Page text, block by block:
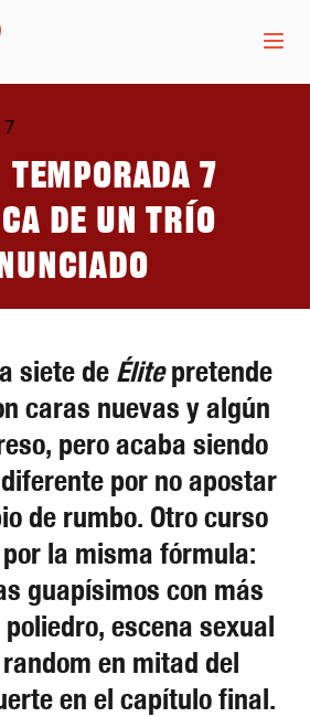
7
de un trío
siete de Élitepretende
caras nuevas y algún
pero acaba siendo
por no apostar
de rumbo. Otro curso
la misma fórmula:
guapísimos con más
escena sexual
en mitad del
en el capítulo final.